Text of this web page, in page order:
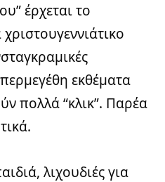
έρχεται το
εκθέματα
πολλά “κλικ”. Παρέα
λιχουδιές για